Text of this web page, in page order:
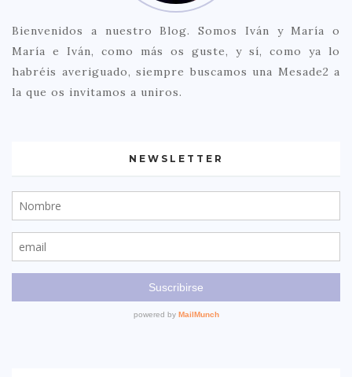
Bienvenidos a nuestro Blog. Somos Iván y María o
María e Iván, como más os guste, y sí, como ya lo
habréis averiguado, siempre buscamos una Mesade2 a
la que os invitamos a uniros.
NEWSLETTER